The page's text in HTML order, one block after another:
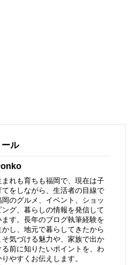
ル
まれも育ちも福岡で、現在は子
てをしながら、生活者の目線で
岡のグルメ、イベント、ショッ
ング、暮らしの情報を発信して
ます。長年のブログ執筆経験を
かし、地元で暮らしてきたから
そ気づける魅力や、家族で出か
る前に知りたいポイントを、わ
りやすくお伝えします。